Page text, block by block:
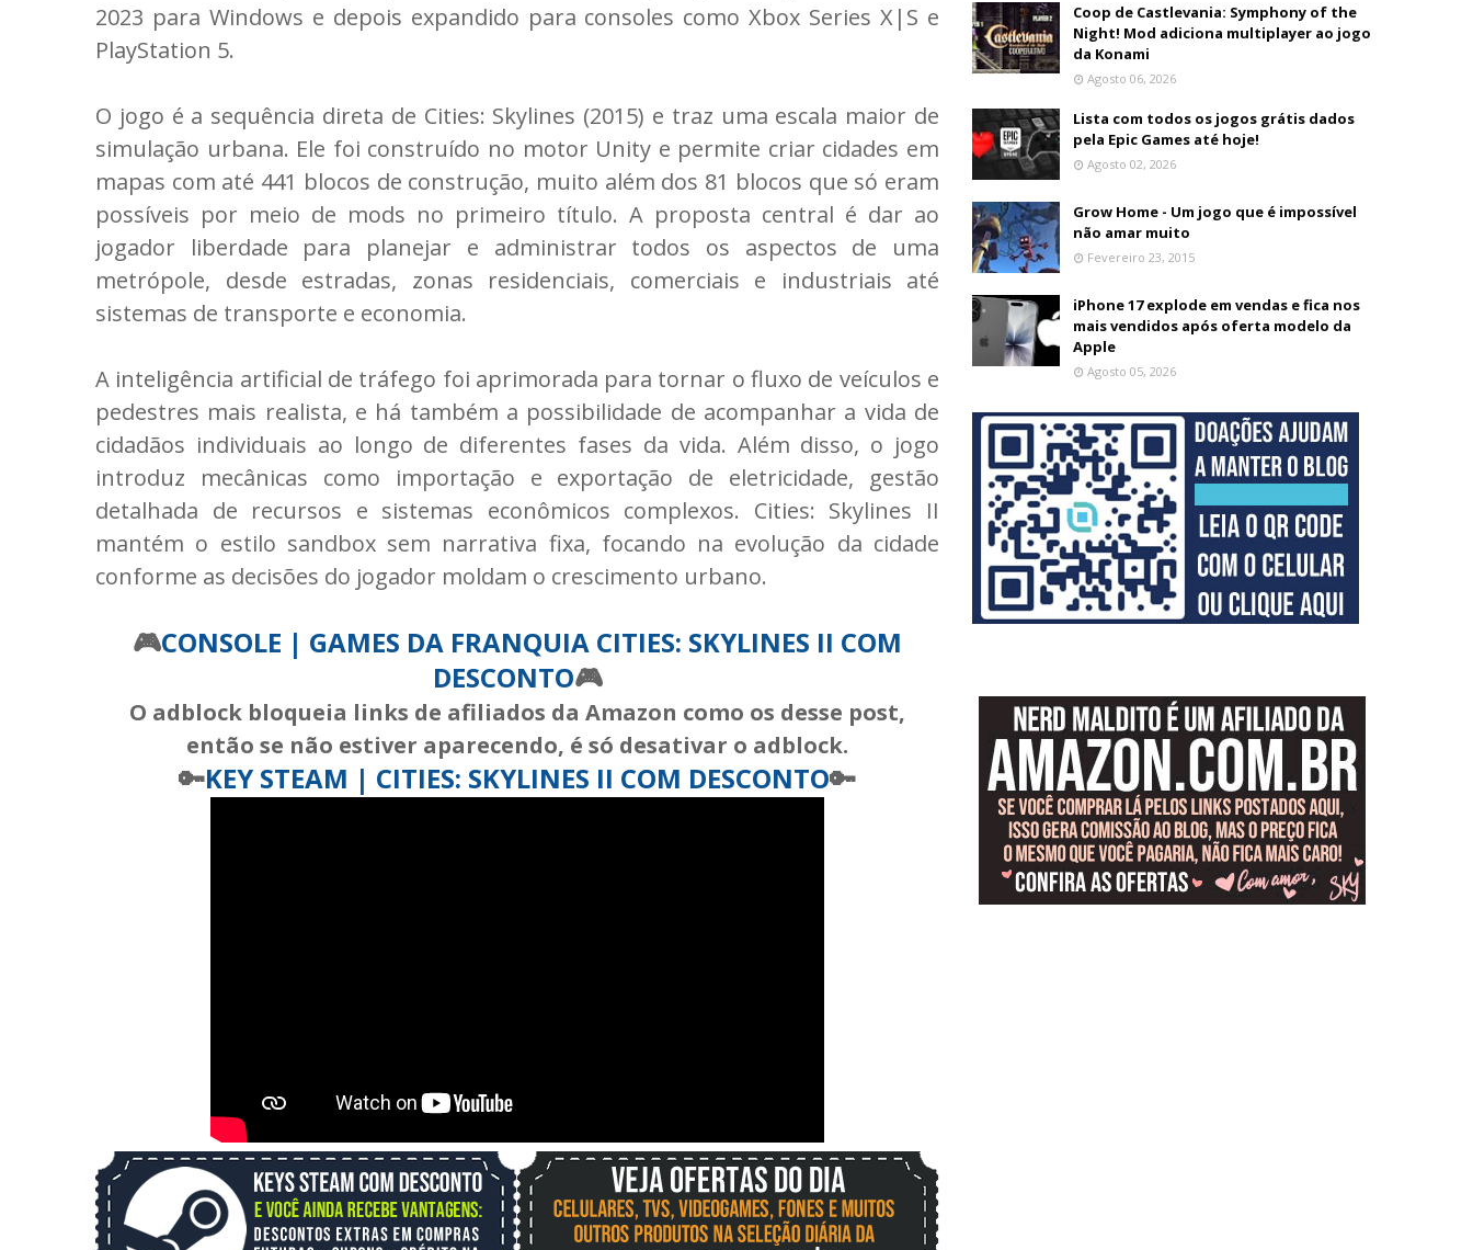
2023 para Windows e depois expandido para consoles como Xbox Series X|S e
PlayStation 5.
O jogo é a sequência direta de Cities: Skylines (2015) e traz uma escala maior de
simulação urbana. Ele foi construído no motor Unity e permite criar cidades em
mapas com até 441 blocos de construção, muito além dos 81 blocos que só eram
possíveis por meio de mods no primeiro título. A proposta central é dar ao
jogador liberdade para planejar e administrar todos os aspectos de uma
metrópole, desde estradas, zonas residenciais, comerciais e industriais até
sistemas de transporte e economia.
A inteligência artificial de tráfego foi aprimorada para tornar o fluxo de veículos e
pedestres mais realista, e há também a possibilidade de acompanhar a vida de
cidadãos individuais ao longo de diferentes fases da vida. Além disso, o jogo
introduz mecânicas como importação e exportação de eletricidade, gestão
detalhada de recursos e sistemas econômicos complexos. Cities: Skylines II
mantém o estilo sandbox sem narrativa fixa, focando na evolução da cidade
conforme as decisões do jogador moldam o crescimento urbano.
🎮CONSOLE | GAMES DA FRANQUIA CITIES: SKYLINES II COM
DESCONTO🎮
O adblock bloqueia links de afiliados da Amazon como os desse post,
então se não estiver aparecendo, é só desativar o adblock.
🔑KEY STEAM | CITIES: SKYLINES II COM DESCONTO🔑
Coop de Castlevania: Symphony of the
Night! Mod adiciona multiplayer ao jogo
da Konami
Agosto 06, 2026
Lista com todos os jogos grátis dados
pela Epic Games até hoje!
Agosto 02, 2026
Grow Home - Um jogo que é impossível
não amar muito
Fevereiro 23, 2015
iPhone 17 explode em vendas e fica nos
mais vendidos após oferta modelo da
Apple
Agosto 05, 2026